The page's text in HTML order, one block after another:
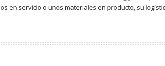
en servicio o unos materiales en producto, su